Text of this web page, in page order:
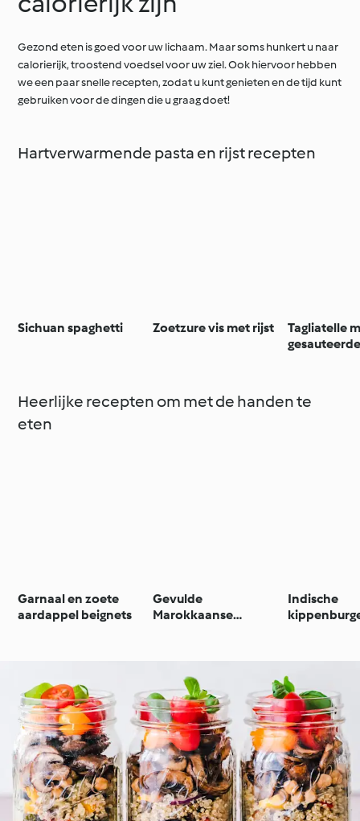
Gezond eten is goed voor uw lichaam. Maar soms hunkert u naar
calorierijk, troostend voedsel voor uw ziel. Ook hiervoor hebben
we een paar snelle recepten, zodat u kunt genieten en de tijd kunt
gebruiken voor de dingen die u graag doet!
Hartverwarmende pasta en rijst recepten
Sichuan spaghetti Zoetzure vis met rijst
Tagliatelle
Heerlijke recepten om met de handen te
eten
Garnaal en zoete
aardappel beignets
Gevulde
Marokkaanse
Indische